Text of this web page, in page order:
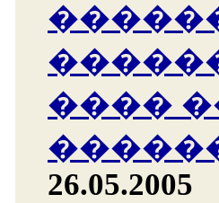
����
26.05.2005